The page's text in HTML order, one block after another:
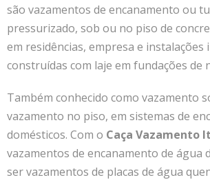
são vazamentos de encanamento ou
pressurizado, sob ou no piso de
em residências, empresa e instalações
construídas com laje em fundações de
Também conhecido como vazamento
vazamento no piso, em sistemas de
domésticos. Com o Caça Vazamento
vazamentos de encanamento de água
ser vazamentos de placas de água